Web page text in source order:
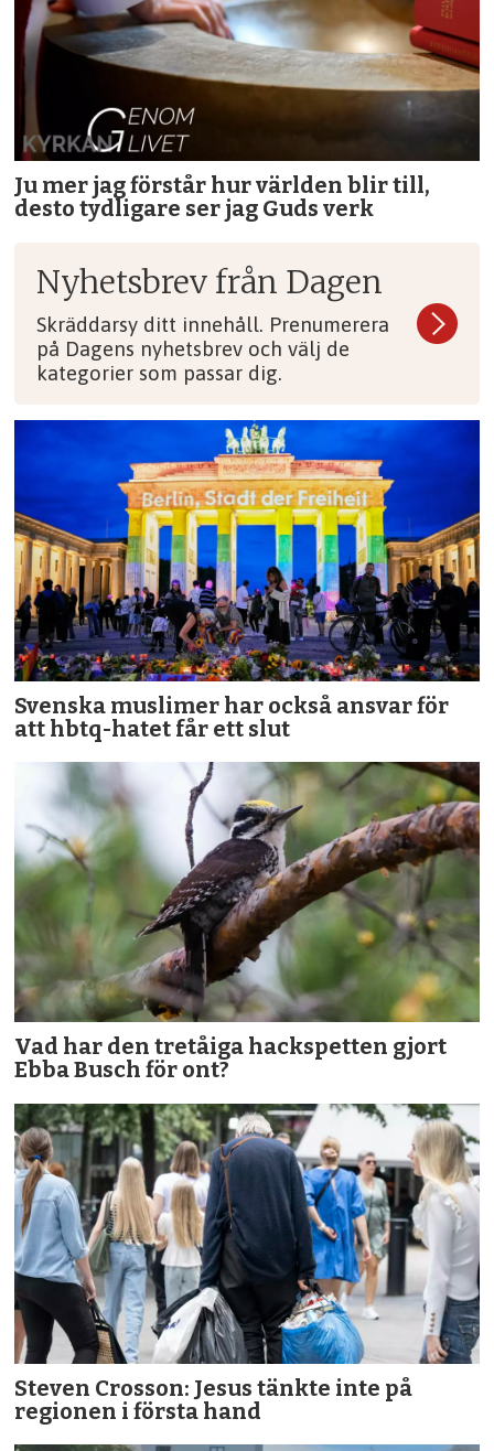
Ju mer jag förstår hur världen blir till,
desto tydligare ser jag Guds verk
Nyhetsbrev från Dagen
Skräddarsy ditt innehåll. Prenumerera
på Dagens nyhetsbrev och välj de
kategorier som passar dig.
Svenska muslimer har också ansvar för
att hbtq-hatet får ett slut
Vad har den tretåiga hackspetten gjort
Ebba Busch för ont?
Steven Crosson: Jesus tänkte inte på
regionen i första hand